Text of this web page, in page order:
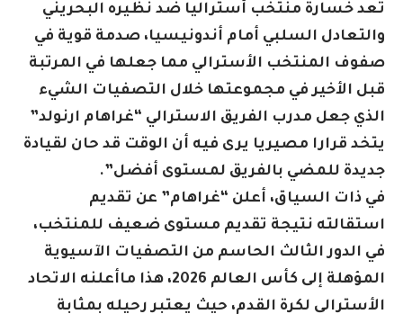
تعد خسارة منتخب أستراليا ضد نظيره البحريني
والتعادل السلبي أمام أندونيسيا، صدمة قوية في
صفوف المنتخب الأسترالي مما جعلها في المرتبة
قبل الأخير في مجموعتها خلال التصفيات الشيء
الذي جعل مدرب الفريق الاسترالي “غراهام ارنولد”
يتخد قرارا مصيريا يرى فيه أن الوقت قد حان لقيادة
جديدة للمضي بالفريق لمستوى أفضل”.
في ذات السياق، أعلن “غراهام” عن تقديم
استقالته نتيجة تقديم مستوى ضعيف للمنتخب،
في الدور الثالث الحاسم من التصفيات الآسيوية
المؤهلة إلى ​كأس العالم 2026​، هذا ماأعلنه الاتحاد
الأسترالي لكرة القدم، حيث يعتبر رحيله بمثابة